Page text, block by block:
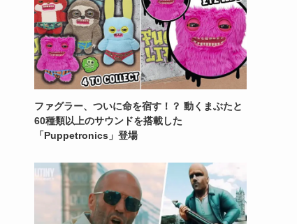
ファグラー、ついに命を宿す！？ 動くまぶたと
60種類以上のサウンドを搭載した
「Puppetronics」登場